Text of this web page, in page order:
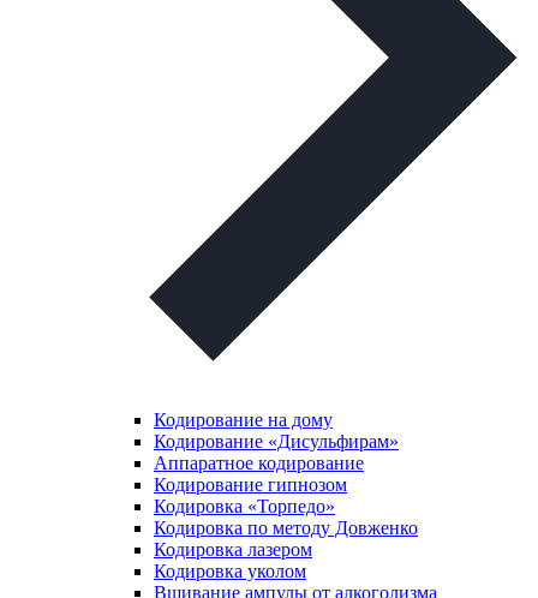
Кодирование на дому
Кодирование «Дисульфирам»
Аппаратное кодирование
Кодирование гипнозом
Кодировка «Торпедо»
Кодировка по методу Довженко
Кодировка лазером
Кодировка уколом
Вшивание ампулы от алкоголизма